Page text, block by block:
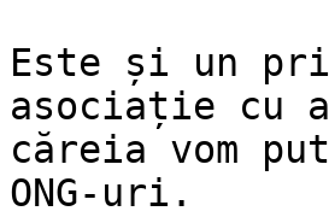
Este și un
asociație cu
căreia vom
ONG-uri.